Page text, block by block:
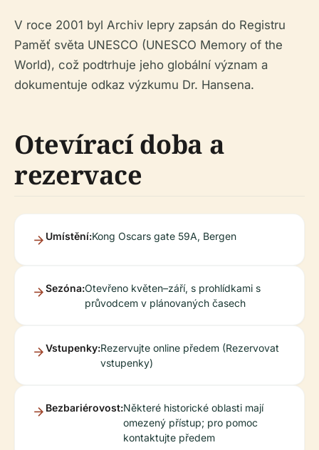
V roce 2001 byl Archiv lepry zapsán do Registru
Paměť světa UNESCO (UNESCO Memory of the
World), což podtrhuje jeho globální význam a
dokumentuje odkaz výzkumu Dr. Hansena.
Otevírací doba a
rezervace
Umístění:Kong Oscars gate 59A, Bergen
Sezóna:Otevřeno květen–září, s prohlídkami s
průvodcem v plánovaných časech
Vstupenky:Rezervujte online předem (Rezervovat
vstupenky)
Bezbariérovost:Některé historické oblasti mají
omezený přístup; pro pomoc
kontaktujte předem